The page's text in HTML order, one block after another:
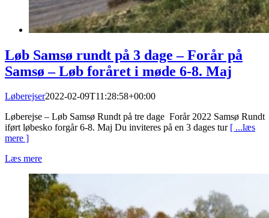
Løb Samsø rundt på 3 dage – Forår på
Samsø – Løb foråret i møde 6-8. Maj
Løberejser2022-02-09T11:28:58+00:00
Løberejse – Løb Samsø Rundt på tre dage Forår 2022 Samsø Rundt
iført løbesko forgår 6-8. Maj Du inviteres på en 3 dages tur [ ...læs
mere ]
Læs mere